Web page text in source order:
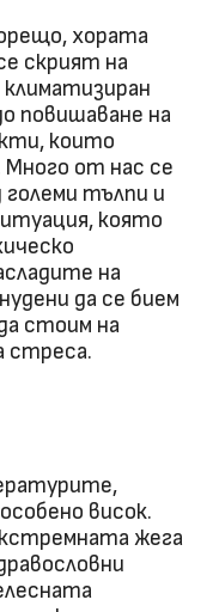
хората
скрият на
повишаване на
които
от нас се
тълпи и
която
на
да се бием
стоим на
стреса.
висок.
жега